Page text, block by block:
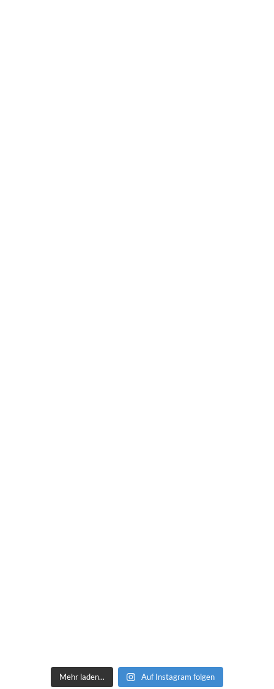
Mehr laden... Auf Instagram folgen